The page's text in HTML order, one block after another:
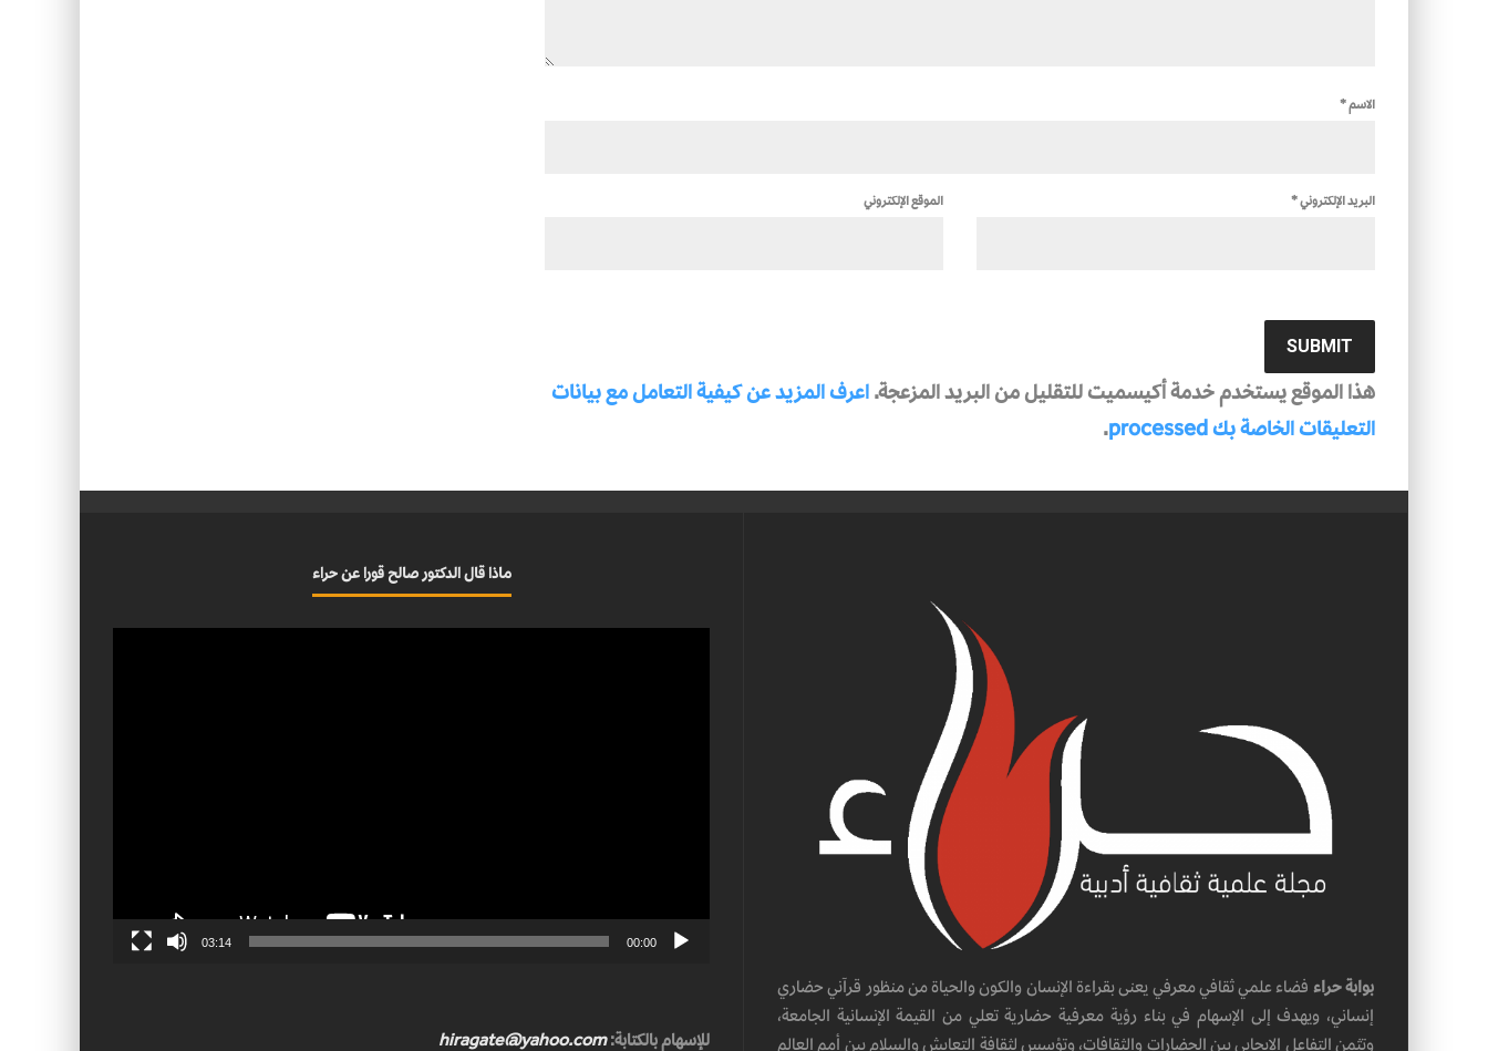
الاسم*
البريد الإلكتروني* الموقع الإلكتروني
هذا الموقع يستخدم خدمة أكيسميت للتقليل من البريد المزعجة. اعرف المزيد عن كيفية التعامل مع بيانات
التعليقات الخاصة بك processed
.
بوابة حراء فضاء علمي ثقافي معرفي يعنى بقراءة الإنسان والكون والحياة من منظور قرآني حضاري
إنساني، ويهدف إلى الإسهام في بناء رؤية معرفية حضارية تعلي من القيمة الإنسانية الجامعة،
وتثمن التفاعل الإيجابي بين الحضارات والثقافات، وتؤسس لثقافة التعايش والسلام بين أمم العالم
ماذا قال الدكتور صالح قورا عن حراء
00:00
03:14
للإسهام بالكتابة:hiragate@yahoo.com